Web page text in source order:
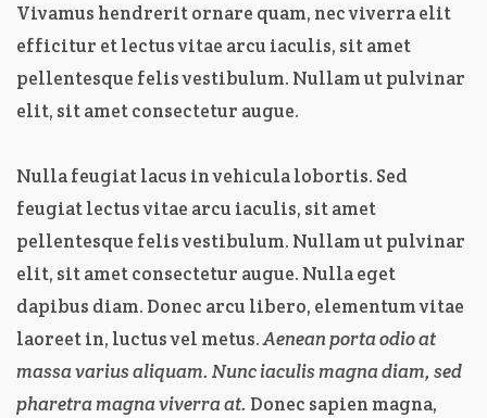
Vivamus hendrerit ornare quam, nec viverra elit
efficitur et lectus vitae arcu iaculis, sit amet
pellentesque felis vestibulum. Nullam ut pulvinar
elit, sit amet consectetur augue.
Nulla feugiat lacus in vehicula lobortis. Sed
feugiat lectus vitae arcu iaculis, sit amet
pellentesque felis vestibulum. Nullam ut pulvinar
elit, sit amet consectetur augue. Nulla eget
dapibus diam. Donec arcu libero, elementum vitae
laoreet in, luctus vel metus.Aenean porta odio at
massa varius aliquam. Nunc iaculis magna diam, sed
pharetra magna viverra at. Donec sapien magna,